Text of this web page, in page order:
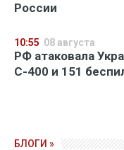
России
10:55 08 августа
РФ атаковала
С-400 и 151
БЛОГИ »